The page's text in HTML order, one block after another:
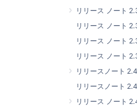
リリース ノート
リリース ノート
リリース ノート
リリース ノート
リリースノート 2.4
リリースノート
リリース ノート
ページ作成時
入とファイル
other file during